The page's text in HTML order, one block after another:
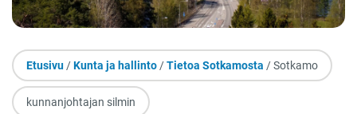
Etusivu /Kunta ja hallinto /Tietoa Sotkamosta / Sotkamo
kunnanjohtajan silmin